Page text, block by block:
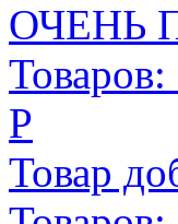
ОЧЕНЬ
Товаров:
Р
Товар